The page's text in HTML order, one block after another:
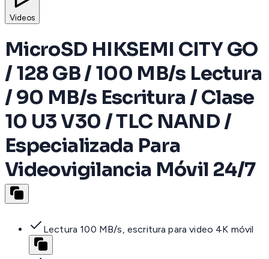
Videos
MicroSD HIKSEMI CITY GO
/ 128 GB / 100 MB/s Lectura
/ 90 MB/s Escritura / Clase
10 U3 V30 / TLC NAND /
Especializada Para
Videovigilancia Móvil 24/7
Lectura 100 MB/s, escritura para video 4K móvil